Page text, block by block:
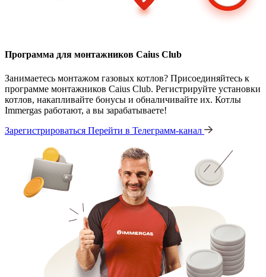
Программа для монтажников Caius Club
Занимаетесь монтажом газовых котлов? Присоединяйтесь к
программе монтажников Caius Club. Регистрируйте установки
котлов, накапливайте бонусы и обналичивайте их. Котлы
Immergas работают, а вы зарабатываете!
Зарегистрироваться Перейти в Телеграмм-канал